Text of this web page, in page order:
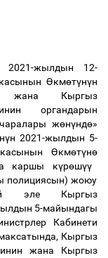
2021-жылдын 12-
Өкмөтүнүн
жана Кыргыз
органдарын
жөнүндө»
нүн 2021-жылдын 5-
Өкмөтүнө
каршы күрөшүү
полициясын) жоюу
эле Кыргыз
5-майындагы
Кабинети
Кыргыз
жана Кыргыз